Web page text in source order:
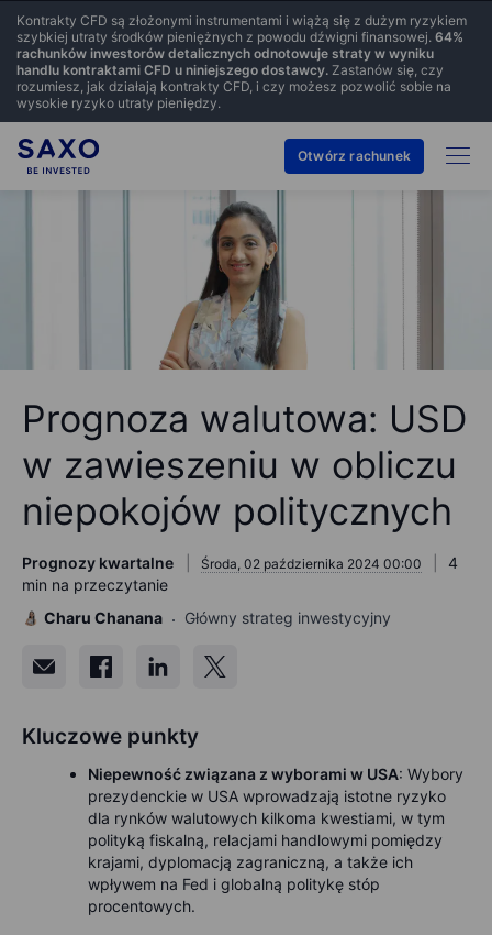
Kontrakty CFD są złożonymi instrumentami i wiążą się z dużym ryzykiem
szybkiej utraty środków pieniężnych z powodu dźwigni finansowej. 64%
rachunków inwestorów detalicznych odnotowuje straty w wyniku
handlu kontraktami CFD u niniejszego dostawcy. Zastanów się, czy
rozumiesz, jak działają kontrakty CFD, i czy możesz pozwolić sobie na
wysokie ryzyko utraty pieniędzy.
Otwórz rachunek
Prognoza walutowa: USD
w zawieszeniu w obliczu
niepokojów politycznych
Prognozy kwartalne Środa, 02 października 2024 00:00
4
min na przeczytanie
Charu Chanana
Główny strateg inwestycyjny
Kluczowe punkty
Niepewność związana z wyborami w USA: Wybory
prezydenckie w USA wprowadzają istotne ryzyko
dla rynków walutowych kilkoma kwestiami, w tym
polityką fiskalną, relacjami handlowymi pomiędzy
krajami, dyplomacją zagraniczną, a także ich
wpływem na Fed i globalną politykę stóp
procentowych.